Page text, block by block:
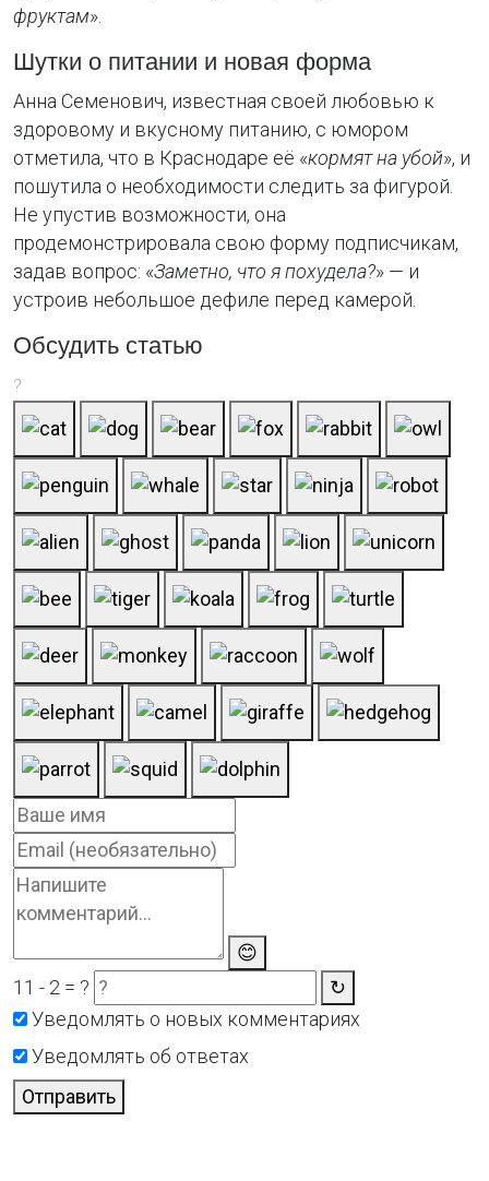
фруктам».
Шутки о питании и новая форма
Анна Семенович, известная своей любовью к
здоровому и вкусному питанию, с юмором
отметила, что в Краснодаре её «кормят на убой», и
пошутила о необходимости следить за фигурой.
Не упустив возможности, она
продемонстрировала свою форму подписчикам,
задав вопрос: «Заметно, что я похудела?» — и
устроив небольшое дефиле перед камерой.
Обсудить статью
?
😊
11 - 2 = ?
↻
Уведомлять о новых комментариях
Уведомлять об ответах
Отправить